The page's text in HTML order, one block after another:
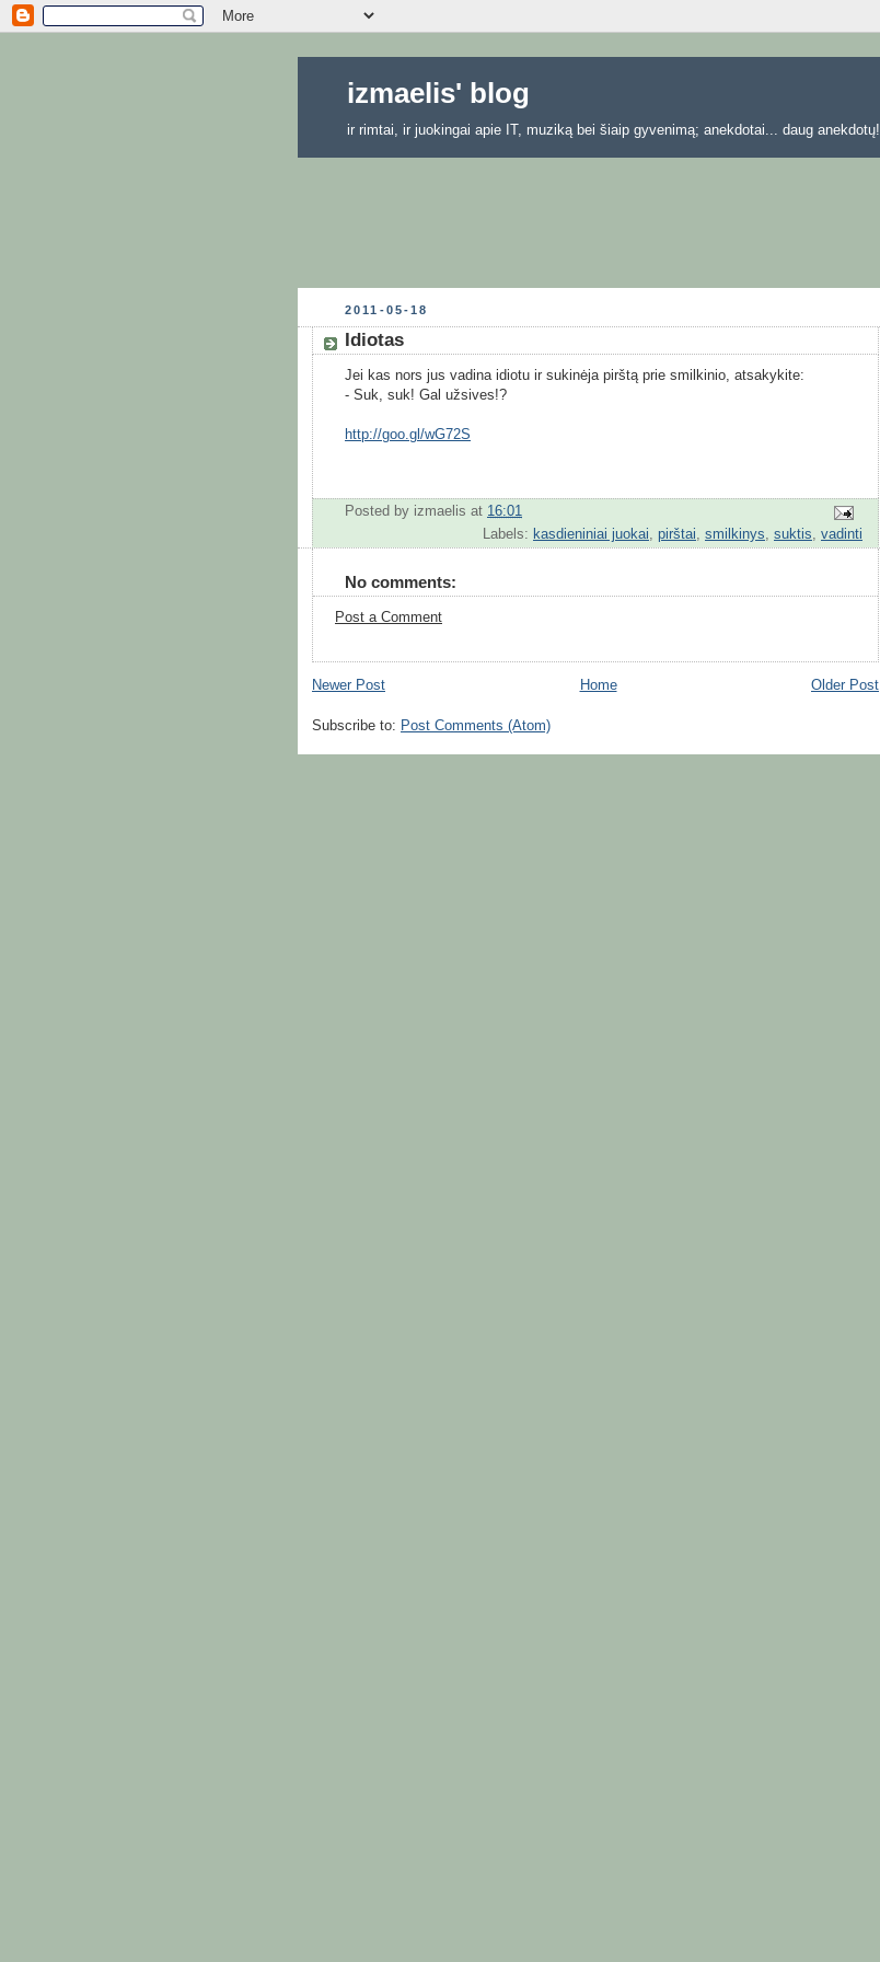
izmaelis' blog
ir rimtai, ir juokingai apie IT, muziką bei šiaip gyvenimą; anekdotai... daug anekdotų!
2011-05-18
Idiotas
Jei kas nors jus vadina idiotu ir sukinėja pirštą prie smilkinio, atsakykite:
- Suk, suk! Gal užsives!?
http://goo.gl/wG72S
Posted by izmaelis at 16:01
Labels: kasdieniniai juokai pirštai smilkinys suktis vadinti
No comments:
Post a Comment
Newer Post Older Post
Home
Subscribe to: Post Comments (Atom)